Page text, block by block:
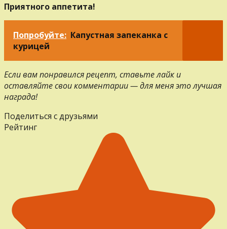
Приятного аппетита!
Попробуйте: Капустная запеканка с
курицей
Если вам понравился рецепт, ставьте лайк и
оставляйте свои комментарии — для меня это лучшая
награда!
Поделиться с друзьями
Рейтинг